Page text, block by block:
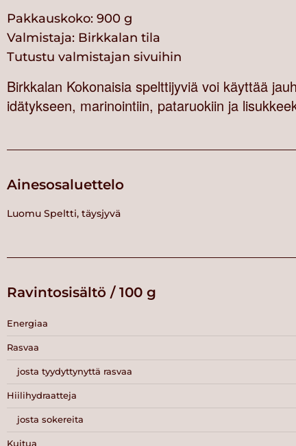
Pakkauskoko: 900 g
Valmistaja: Birkkalan tila
Tutustu valmistajan sivuihin
Birkkalan Kokonaisia spelttijyviä voi käyttää
idätykseen, marinointiin, pataruokiin ja
Ainesosaluettelo
Luomu Speltti, täysjyvä
Ravintosisältö / 100 g
Energiaa
Rasvaa
josta tyydyttynyttä rasvaa
Hiilihydraatteja
josta sokereita
Kuitua